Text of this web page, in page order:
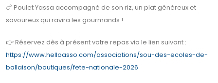
🍗 Poulet Yassa accompagné de son riz, un plat généreux et
savoureux qui ravira les gourmands !
👉 Réservez dès à présent votre repas via le lien suivant :
https://www.helloasso.com/associations/sou-des-ecoles-de-
ballaison/boutiques/fete-nationale-2026